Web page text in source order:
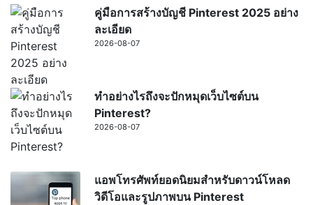
คู่มือการสร้างบัญชี Pinterest 2025 อย่าง
ละเอียด
2026-08-07
ทำอย่างไรถึงจะปักหมุดเว็บไซต์บน
Pinterest?
2026-08-07
แอพโทรศัพท์ยอดนิยมสำหรับดาวน์โหลด
วิดีโอและรูปภาพบน Pinterest